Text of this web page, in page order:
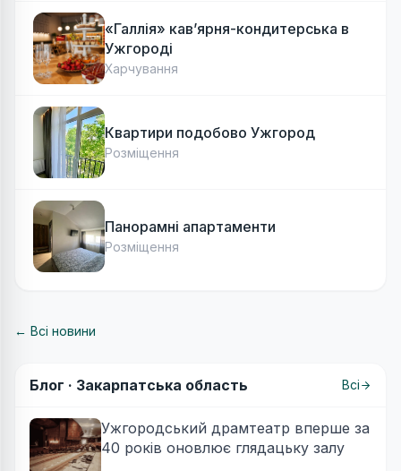
«Галлія» кав’ярня-кондитерська в
Ужгороді
Харчування
Квартири подобово Ужгород
Розміщення
Панорамні апартаменти
Розміщення
← Всі новини
Блог · Закарпатська область Всі
Ужгородський драмтеатр вперше за
40 років оновлює глядацьку залу